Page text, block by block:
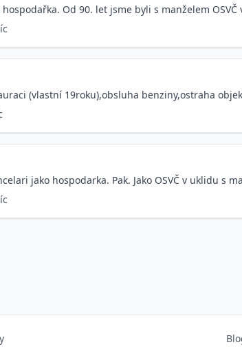
Od 90. let jsme byli s manželem OSVČ
(vlastní 19roku),obsluha benziny,ostraha
jako hospodarka. Pak. Jako OSVČ v uklidu s